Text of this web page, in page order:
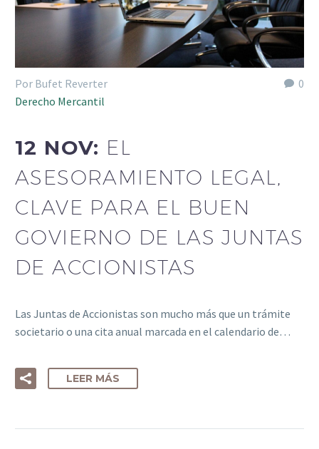
0
Por Bufet Reverter
Derecho Mercantil
12 NOV: EL
ASESORAMIENTO LEGAL,
CLAVE PARA EL BUEN
GOVIERNO DE LAS JUNTAS
DE ACCIONISTAS
Las Juntas de Accionistas son mucho más que un trámite
societario o una cita anual marcada en el calendario de…
LEER MÁS